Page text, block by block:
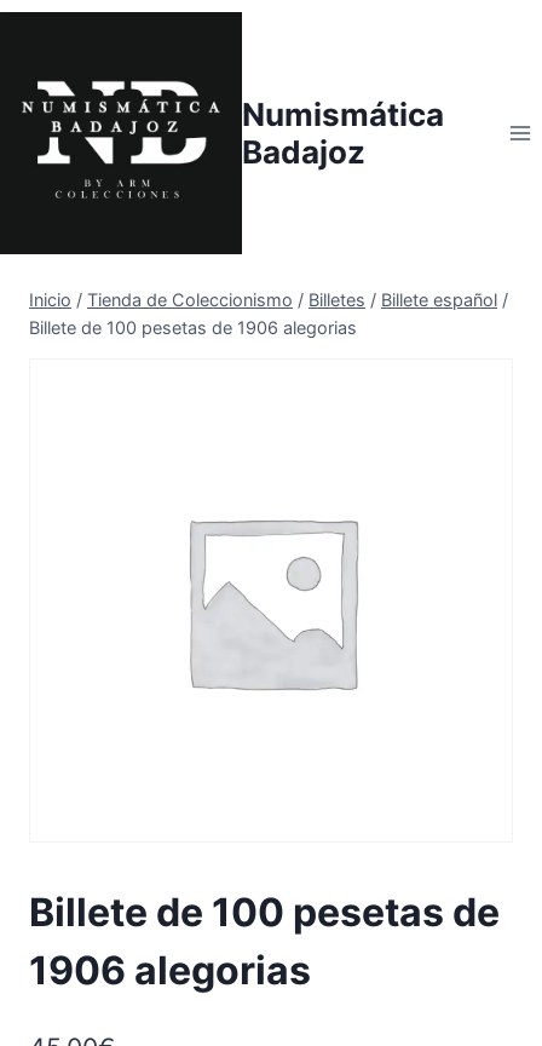
Saltar
contenido
Numismática
Badajoz
Inicio / Tienda de Coleccionismo / Billetes / Billete español /
Billete de 100 pesetas de 1906 alegorias
Billete de 100 pesetas de
1906 alegorias